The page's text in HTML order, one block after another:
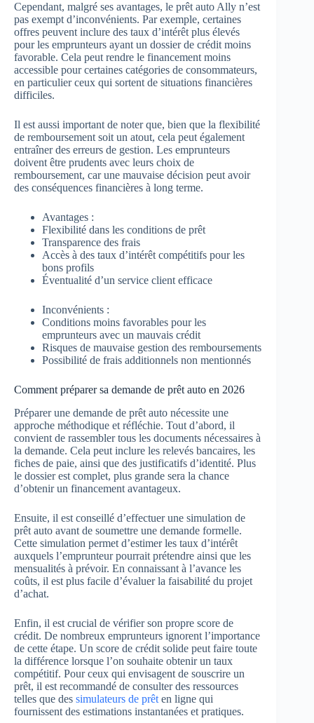
Cependant, malgré ses avantages, le prêt auto Ally n’est
pas exempt d’inconvénients. Par exemple, certaines
offres peuvent inclure des taux d’intérêt plus élevés
pour les emprunteurs ayant un dossier de crédit moins
favorable. Cela peut rendre le financement moins
accessible pour certaines catégories de consommateurs,
en particulier ceux qui sortent de situations financières
difficiles.
Il est aussi important de noter que, bien que la flexibilité
de remboursement soit un atout, cela peut également
entraîner des erreurs de gestion. Les emprunteurs
doivent être prudents avec leurs choix de
remboursement, car une mauvaise décision peut avoir
des conséquences financières à long terme.
Avantages :
Flexibilité dans les conditions de prêt
Transparence des frais
Accès à des taux d’intérêt compétitifs pour les
bons profils
Éventualité d’un service client efficace
Inconvénients :
Conditions moins favorables pour les
emprunteurs avec un mauvais crédit
Risques de mauvaise gestion des remboursements
Possibilité de frais additionnels non mentionnés
Comment préparer sa demande de prêt auto en 2026
Préparer une demande de prêt auto nécessite une
approche méthodique et réfléchie. Tout d’abord, il
convient de rassembler tous les documents nécessaires à
la demande. Cela peut inclure les relevés bancaires, les
fiches de paie, ainsi que des justificatifs d’identité. Plus
le dossier est complet, plus grande sera la chance
d’obtenir un financement avantageux.
Ensuite, il est conseillé d’effectuer une simulation de
prêt auto avant de soumettre une demande formelle.
Cette simulation permet d’estimer les taux d’intérêt
auxquels l’emprunteur pourrait prétendre ainsi que les
mensualités à prévoir. En connaissant à l’avance les
coûts, il est plus facile d’évaluer la faisabilité du projet
d’achat.
Enfin, il est crucial de vérifier son propre score de
crédit. De nombreux emprunteurs ignorent l’importance
de cette étape. Un score de crédit solide peut faire toute
la différence lorsque l’on souhaite obtenir un taux
compétitif. Pour ceux qui envisagent de souscrire un
prêt, il est recommandé de consulter des ressources
telles que des simulateurs de prêt en ligne qui
fournissent des estimations instantanées et pratiques.